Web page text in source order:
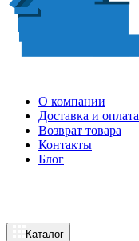
О компании
Доставка и оплата
Возврат товара
Контакты
Блог
Каталог